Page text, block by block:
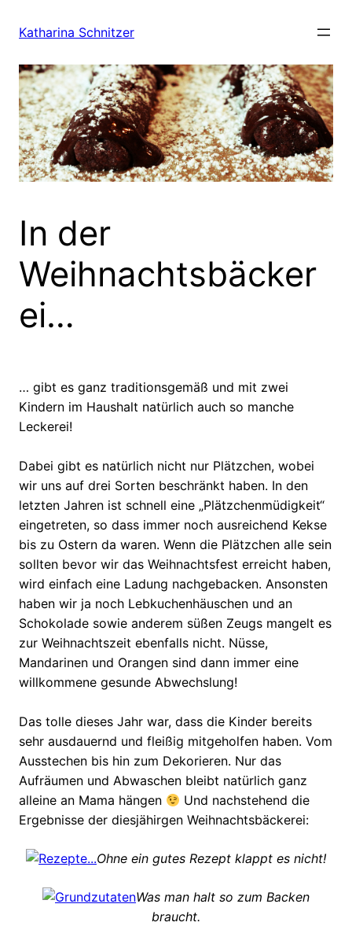
InhaltKatharina Schnitzer
In der
Weihnachtsbäcker
ei…
… gibt es ganz traditionsgemäß und mit zwei
Kindern im Haushalt natürlich auch so manche
Leckerei!
Dabei gibt es natürlich nicht nur Plätzchen, wobei
wir uns auf drei Sorten beschränkt haben. In den
letzten Jahren ist schnell eine „Plätzchenmüdigkeit“
eingetreten, so dass immer noch ausreichend Kekse
bis zu Ostern da waren. Wenn die Plätzchen alle sein
sollten bevor wir das Weihnachtsfest erreicht haben,
wird einfach eine Ladung nachgebacken. Ansonsten
haben wir ja noch Lebkuchenhäuschen und an
Schokolade sowie anderem süßen Zeugs mangelt es
zur Weihnachtszeit ebenfalls nicht. Nüsse,
Mandarinen und Orangen sind dann immer eine
willkommene gesunde Abwechslung!
Das tolle dieses Jahr war, dass die Kinder bereits
sehr ausdauernd und fleißig mitgeholfen haben. Vom
Ausstechen bis hin zum Dekorieren. Nur das
Aufräumen und Abwaschen bleibt natürlich ganz
alleine an Mama hängen
Und nachstehend die
Ergebnisse der diesjähirgen Weihnachtsbäckerei:
Ohne ein gutes Rezept klappt es nicht!
Was man halt so zum Backen
braucht.